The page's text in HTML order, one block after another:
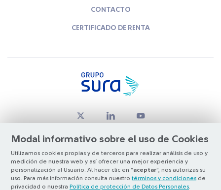
Modal informativo sobre el uso de Cookies
Utilizamos cookies propias y de terceros para realizar análisis de uso y
medición de nuestra web y así ofrecer una mejor experiencia y
personalización al Usuario. Al hacer clic en “aceptar”, nos autorizas su
uso. Para más información consulta nuestro términos y condiciones de
privacidad o nuestra Política de protección de Datos Personales
CONTACTO
CERTIFICADO DE RENTA
© Copyright Grupo SURA 2026